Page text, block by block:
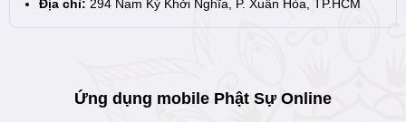
Địa chỉ: 294 Nam Kỳ Khởi Nghĩa, P. Xuân Hòa, TP.HCM
Ứng dụng mobile Phật Sự Online